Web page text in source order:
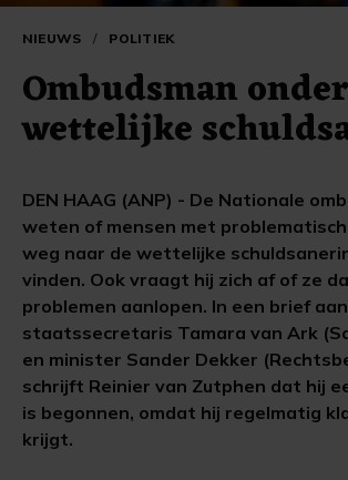
NIEUWS / POLITIEK
Ombudsman
wettelijke
DEN HAAG (ANP) - De Nationale
weten of mensen met
weg naar de wettelijke
vinden. Ook vraagt hij zich af of ze
problemen aanlopen. In een brief aan
staatssecretaris Tamara van Ark
en minister Sander Dekker
schrijft Reinier van Zutphen dat hij
is begonnen, omdat hij regelmatig
krijgt.